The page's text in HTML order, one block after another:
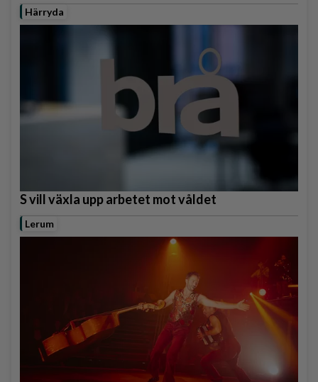
Härryda
S vill växla upp arbetet mot våldet
Lerum